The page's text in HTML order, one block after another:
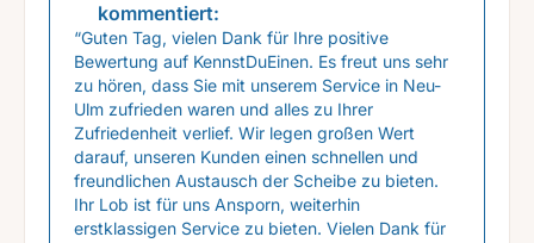
kommentiert:
“Guten Tag, vielen Dank für Ihre positive
Bewertung auf KennstDuEinen. Es freut uns sehr
zu hören, dass Sie mit unserem Service in Neu-
Ulm zufrieden waren und alles zu Ihrer
Zufriedenheit verlief. Wir legen großen Wert
darauf, unseren Kunden einen schnellen und
freundlichen Austausch der Scheibe zu bieten.
Ihr Lob ist für uns Ansporn, weiterhin
erstklassigen Service zu bieten. Vielen Dank für